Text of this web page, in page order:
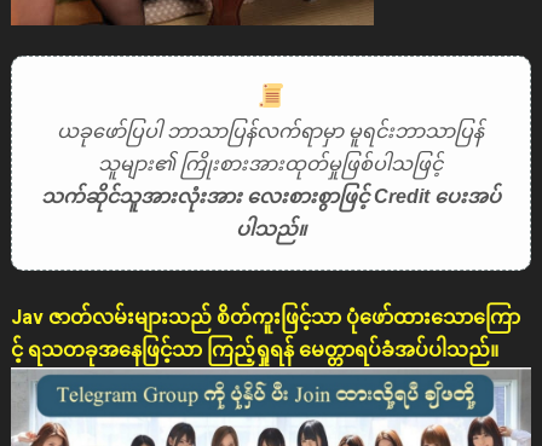
ယခုဖော်ပြပါ ဘာသာပြန်လက်ရာမှာ မူရင်းဘာသာပြန်
သူများ၏ ကြိုးစားအားထုတ်မှုဖြစ်ပါသဖြင့်
သက်ဆိုင်သူအားလုံးအား လေးစားစွာဖြင့် Credit ပေးအပ်
ပါသည်။
Jav ဇာတ်လမ်းများသည် စိတ်ကူးဖြင့်သာ ပုံဖော်ထားသောကြော
င့် ရသတခုအနေဖြင့်သာ ကြည့်ရှုရန် မေတ္တာရပ်ခံအပ်ပါသည်။